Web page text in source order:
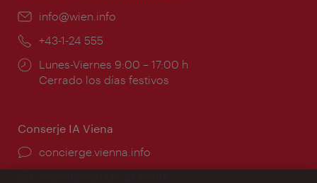
e-
info@wien.info
Teléfono:
+43-1-24 555
Horarios
de
Lunes-Viernes 9:00 – 17:00 h
Cerrado los días festivos
Conserje IA Viena
concierge.vienna.info